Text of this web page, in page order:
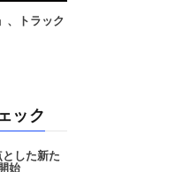
、トラック
ック
した新た
始